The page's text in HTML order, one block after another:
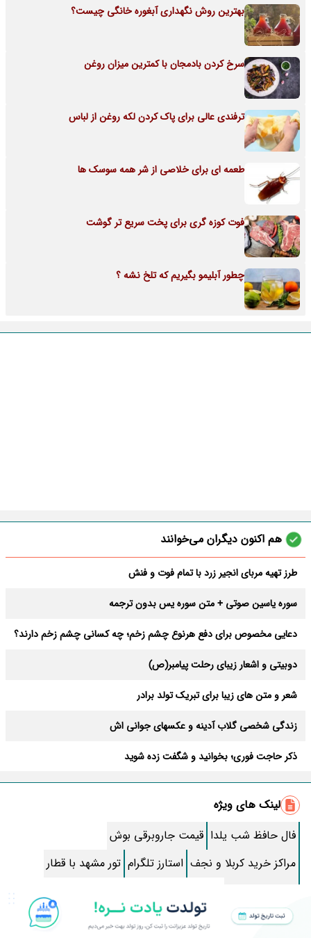
بهترین روش نگهداری آبغوره خانگی چیست؟
سرخ کردن بادمجان با کمترین میزان روغن
ترفندی عالی برای پاک کردن لکه روغن از لباس
طعمه ای برای خلاصی از شر همه سوسک ها
فوت کوزه گری برای پخت سریع تر گوشت
چطور آبلیمو بگیریم که تلخ نشه ؟
هم اکنون دیگران می‌خوانند
طرز تهیه مربای انجیر زرد با تمام فوت و فنش
سوره یاسین صوتی + متن سوره یس بدون ترجمه
دعایی مخصوص برای دفع هرنوع چشم زخم؛ چه کسانی چشم زخم دارند؟
دوبیتی و اشعار زیبای رحلت پیامبر(ص)
شعر و متن های زیبا برای تبریک تولد برادر
زندگی شخصی گلاب آدینه و عکسهای جوانی اش
ذکر حاجت فوری؛ بخوانید و شگفت زده شوید
شرایطی که غسل جنابت واجب است
زیباترین متن صبح بخیر؛ کوتاه، رومانتیک و خاص
طرز تهیه کوکو سبزی خوشمزه خانگی راحت+ آموزش تصویری و اندازه مواد
مدل موی مصری ترند امسال: کوتاه، چتری، بلند، فانتزی و کلاسیک!
تمیز کردن رسوب کتری و سماور در یک چشم بهم زدن
لینک های ویژه
فال حافظ شب یلدا قیمت جاروبرقی بوش
مراکز خرید کربلا و نجف استارز تلگرام تور مشهد با قطار